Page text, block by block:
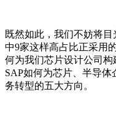
既然如此，我们不妨将
中9家这样高占比正采用
何为我们芯片设计公司
SAP如何为芯片、半导
务转型的五大方向。